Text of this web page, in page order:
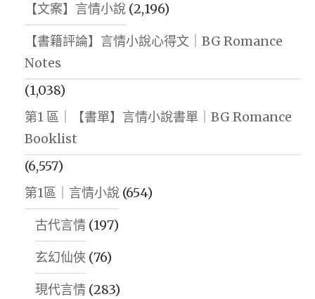
【文案】言情小說 (2,196)
【書籍評論】言情小說心得文｜BG Romance
Notes
(1,038)
第1 區｜【書單】言情小說書單｜BG Romance
Booklist
(6,557)
第1區｜言情小說 (654)
古代言情 (197)
玄幻仙俠 (76)
現代言情 (283)